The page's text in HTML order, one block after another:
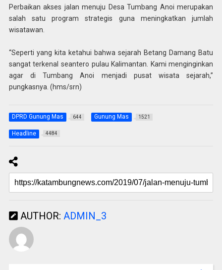
Perbaikan akses jalan menuju Desa Tumbang Anoi merupakan
salah satu program strategis guna meningkatkan jumlah
wisatawan.
“Seperti yang kita ketahui bahwa sejarah Betang Damang Batu
sangat terkenal seantero pulau Kalimantan. Kami menginginkan
agar di Tumbang Anoi menjadi pusat wisata sejarah,”
pungkasnya. (hms/srn)
DPRD Gunung Mas 644 Gunung Mas 1521
Headline 4484
AUTHOR: ADMIN_3